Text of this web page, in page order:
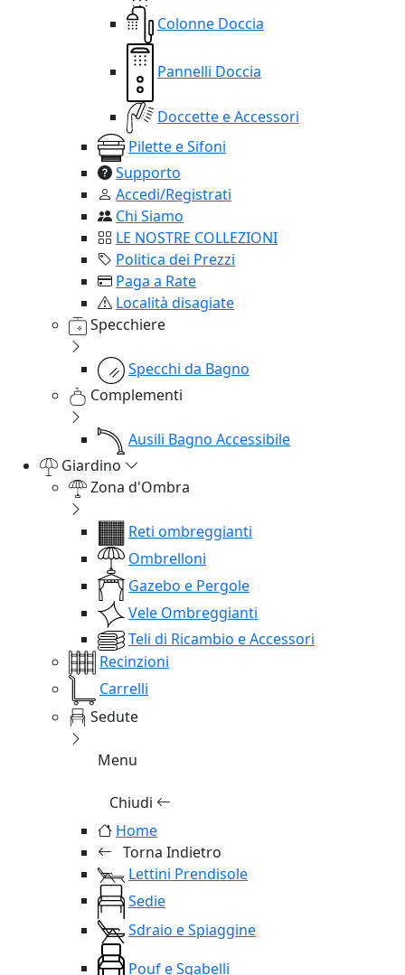
Colonne Doccia
Pannelli Doccia
Doccette e Accessori
Pilette e Sifoni
Supporto
Accedi/Registrati
Chi Siamo
LE NOSTRE COLLEZIONI
Politica dei Prezzi
Paga a Rate
Località disagiate
Specchiere
Specchi da Bagno
Complementi
Ausili Bagno Accessibile
Giardino
Zona d'Ombra
Reti ombreggianti
Ombrelloni
Gazebo e Pergole
Vele Ombreggianti
Teli di Ricambio e Accessori
Recinzioni
Carrelli
Sedute
Menu
Chiudi
Home
Torna Indietro
Lettini Prendisole
Sedie
Sdraio e Spiaggine
Pouf e Sgabelli